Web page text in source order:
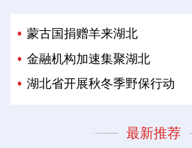
蒙古国捐赠羊来湖北
金融机构加速集聚湖北
湖北省开展秋冬季野保行动
最新推荐